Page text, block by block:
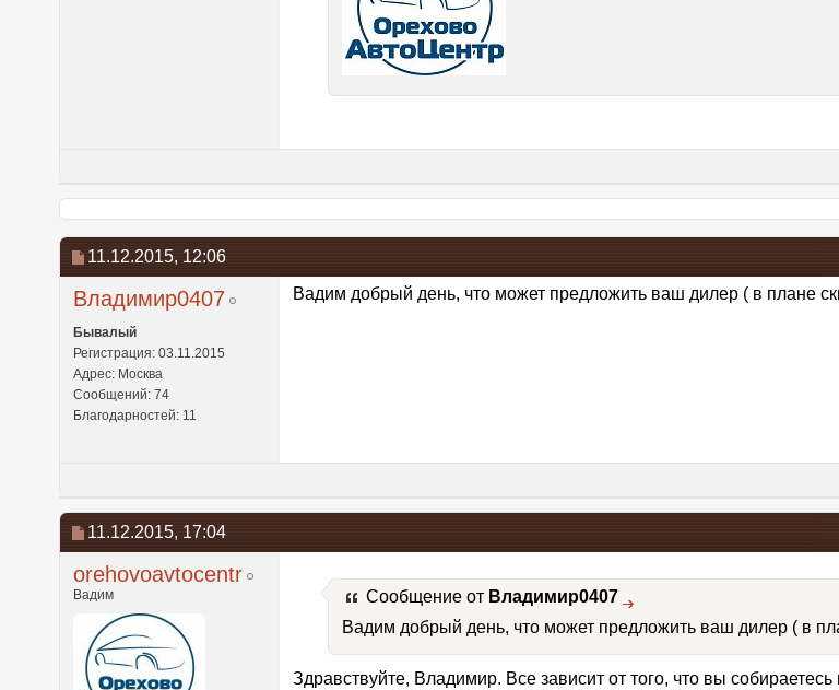
11.12.2015, 12:06
Владимир0407
Бывалый
Регистрация: 03.11.2015
Адрес: Москва
Сообщений: 74
Благодарностей: 11
Вадим добрый день, что может предложить ваш дилер ( в плане
11.12.2015, 17:04
orehovoavtocentr
Вадим Сообщение от Владимир0407
Вадим добрый день, что может предложить ваш дилер ( в
Здравствуйте, Владимир. Все зависит от того, что вы